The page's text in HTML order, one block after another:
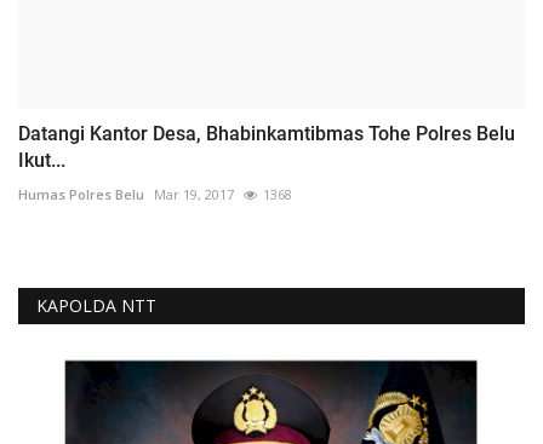
Datangi Kantor Desa, Bhabinkamtibmas Tohe Polres Belu
Ikut...
Humas Polres Belu Mar 19, 2017 1368
KAPOLDA NTT